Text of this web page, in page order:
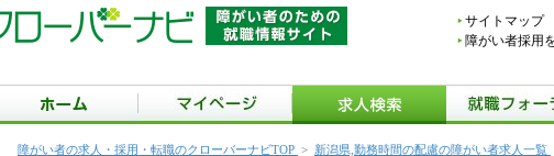
サイトマップ
障がい者採用
障がい者の求人・採用・転職のクローバーナビTOP > 新潟県,勤務時間の配慮の障がい者求人一覧